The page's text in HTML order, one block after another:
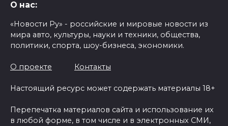
О нас:
«Новости Ру» - российские и мировые новости из
мира авто, культуры, науки и техники, общества,
политики, спорта, шоу-бизнеса, экономики.
О проекте Контакты
Настоящий ресурс может содержать материалы 18+
Перепечатка материалов сайта и использование их
в любой форме, в том числе и в электронных СМИ,